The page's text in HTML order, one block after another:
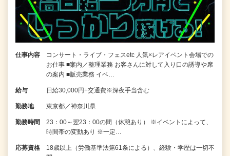
仕事内容
コンサート・ライブ・フェスetc 人気×レアイベント会場での
お仕事 ■案内／整理業務 お客さんに対して入り口の誘導や席
の案内 ■販売業務 イベ…
給与 日給30,000円+交通費※深夜手当含む
勤務地 東京都／神奈川県
勤務時間
23：00～翌23：00の間（休憩あり） ※イベントによって、
時間帯の変動あり ※一定…
応募資格
18歳以上（労働基準法第61条による）、経験・学歴は一切不